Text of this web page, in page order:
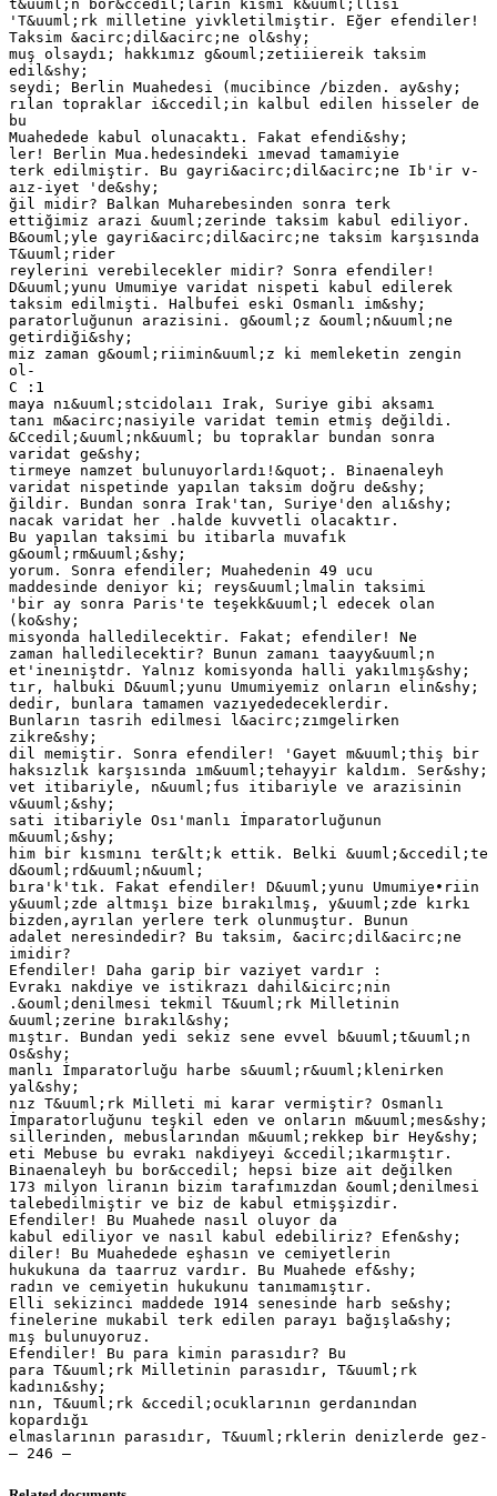
t&uuml;n bor&ccedil;ların kısmi k&uuml;llisi
'T&uuml;rk milletine yivkletilmiştir. Eğer efendiler!
Taksim &acirc;dil&acirc;ne ol&shy;
muş olsaydı; hakkımız g&ouml;zetiiiereik taksim
edil&shy;
seydi; Berlin Muahedesi (mucibince /bizden. ay&shy;
rılan topraklar i&ccedil;in kalbul edilen hisseler de
bu
Muahedede kabul olunacaktı. Fakat efendi&shy;
ler! Berlin Mua.hedesindeki ımevad tamamiyie
terk edilmiştir. Bu gayri&acirc;dil&acirc;ne Ib'ir v-
aız-iyet 'de&shy;
ğil midir? Balkan Muharebesinden sonra terk
ettiğimiz arazi &uuml;zerinde taksim kabul ediliyor.
B&ouml;yle gayri&acirc;dil&acirc;ne taksim karşısında
T&uuml;rider
reylerini verebilecekler midir? Sonra efendiler!
D&uuml;yunu Umumiye varidat nispeti kabul edilerek
taksim edilmişti. Halbufei eski Osmanlı im&shy;
paratorluğunun arazisini. g&ouml;z &ouml;n&uuml;ne
getirdiği&shy;
miz zaman g&ouml;riimin&uuml;z ki memleketin zengin
ol-
C :1
maya nı&uuml;stcidolaıı Irak, Suriye gibi aksamı
tanı m&acirc;nasiyile varidat temin etmiş değildi.
&Ccedil;&uuml;nk&uuml; bu topraklar bundan sonra
varidat ge&shy;
tirmeye namzet bulunuyorlardı!&quot;. Binaenaleyh
varidat nispetinde yapılan taksim doğru de&shy;
ğildir. Bundan sonra Irak'tan, Suriye'den alı&shy;
nacak varidat her .halde kuvvetli olacaktır.
Bu yapılan taksimi bu itibarla muvafık
g&ouml;rm&uuml;&shy;
yorum. Sonra efendiler; Muahedenin 49 ucu
maddesinde deniyor ki; reys&uuml;lmalin taksimi
'bir ay sonra Paris'te teşekk&uuml;l edecek olan
(ko&shy;
misyonda halledilecektir. Fakat; efendiler! Ne
zaman halledilecektir? Bunun zamanı taayy&uuml;n
et'ineıniştdr. Yalnız komisyonda halli yakılmış&shy;
tır, halbuki D&uuml;yunu Umumiyemiz onların elin&shy;
dedir, bunlara tamamen vazıyededeceklerdir.
Bunların tasrih edilmesi l&acirc;zımgelirken
zikre&shy;
dil memiştir. Sonra efendiler! 'Gayet m&uuml;thiş bir
haksızlık karşısında ım&uuml;tehayyir kaldım. Ser&shy;
vet itibariyle, n&uuml;fus itibariyle ve arazisinin
v&uuml;&shy;
sati itibariyle Osı'manlı İmparatorluğunun
m&uuml;&shy;
him bir kısmını ter&lt;k ettik. Belki &uuml;&ccedil;te
d&ouml;rd&uuml;n&uuml;
bıra'k'tık. Fakat efendiler! D&uuml;yunu Umumiye•riin
y&uuml;zde altmışı bize bırakılmış, y&uuml;zde kırkı
bizden,ayrılan yerlere terk olunmuştur. Bunun
adalet neresindedir? Bu taksim, &acirc;dil&acirc;ne
imidir?
Efendiler! Daha garip bir vaziyet vardır :
Evrakı nakdiye ve istikrazı dahil&icirc;nin
.&ouml;denilmesi tekmil T&uuml;rk Milletinin
&uuml;zerine bırakıl&shy;
mıştır. Bundan yedi sekiz sene evvel b&uuml;t&uuml;n
Os&shy;
manlı İmparatorluğu harbe s&uuml;r&uuml;klenirken
yal&shy;
nız T&uuml;rk Milleti mi karar vermiştir? Osmanlı
İmparatorluğunu teşkil eden ve onların m&uuml;mes&shy;
sillerinden, mebuslarından m&uuml;rekkep bir Hey&shy;
eti Mebuse bu evrakı nakdiyeyi &ccedil;ıkarmıştır.
Binaenaleyh bu bor&ccedil; hepsi bize ait değilken
173 milyon liranın bizim tarafımızdan &ouml;denilmesi
talebedilmiştir ve biz de kabul etmişşizdir.
Efendiler! Bu Muahede nasıl oluyor da
kabul ediliyor ve nasıl kabul edebiliriz? Efen&shy;
diler! Bu Muahedede eşhasın ve cemiyetlerin
hukukuna da taarruz vardır. Bu Muahede ef&shy;
radın ve cemiyetin hukukunu tanımamıştır.
Elli sekizinci maddede 1914 senesinde harb se&shy;
finelerine mukabil terk edilen parayı bağışla&shy;
mış bulunuyoruz.
Efendiler! Bu para kimin parasıdır? Bu
para T&uuml;rk Milletinin parasıdır, T&uuml;rk
kadını&shy;
nın, T&uuml;rk &ccedil;ocuklarının gerdanından
kopardığı
elmaslarının parasıdır, T&uuml;rklerin denizlerde gez-